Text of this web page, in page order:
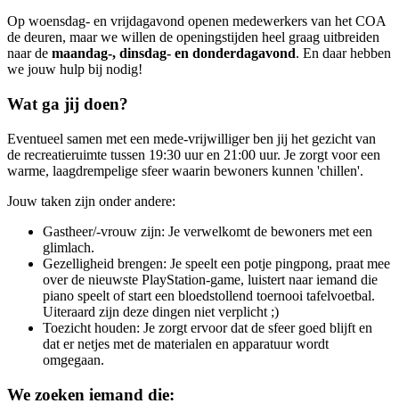
Op woensdag- en vrijdagavond openen medewerkers van het COA
de deuren, maar we willen de openingstijden heel graag uitbreiden
naar de maandag-, dinsdag- en donderdagavond. En daar hebben
we jouw hulp bij nodig!
Wat ga jij doen?
Eventueel samen met een mede-vrijwilliger ben jij het gezicht van
de recreatieruimte tussen 19:30 uur en 21:00 uur. Je zorgt voor een
warme, laagdrempelige sfeer waarin bewoners kunnen 'chillen'.
Jouw taken zijn onder andere:
Gastheer/-vrouw zijn: Je verwelkomt de bewoners met een
glimlach.
Gezelligheid brengen: Je speelt een potje pingpong, praat mee
over de nieuwste PlayStation-game, luistert naar iemand die
piano speelt of start een bloedstollend toernooi tafelvoetbal.
Uiteraard zijn deze dingen niet verplicht ;)
Toezicht houden: Je zorgt ervoor dat de sfeer goed blijft en
dat er netjes met de materialen en apparatuur wordt
omgegaan.
We zoeken iemand die: